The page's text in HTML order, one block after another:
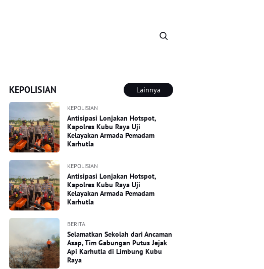
KEPOLISIAN Lainnya
KEPOLISIAN
Antisipasi Lonjakan Hotspot,
Kapolres Kubu Raya Uji
Kelayakan Armada Pemadam
Karhutla
KEPOLISIAN
Antisipasi Lonjakan Hotspot,
Kapolres Kubu Raya Uji
Kelayakan Armada Pemadam
Karhutla
BERITA
Selamatkan Sekolah dari Ancaman
Asap, Tim Gabungan Putus Jejak
Api Karhutla di Limbung Kubu
Raya